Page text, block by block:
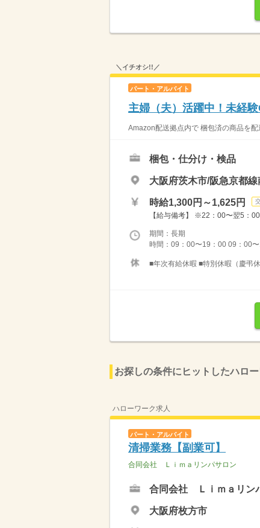
＼イチオシ!!／
パート・アルバイト
主婦（夫）活躍中！未経
Amazon配送拠点内で 梱包済の商品を
梱包・仕分け・検品
大阪府茨木市/阪急京都線
時給1,300円～1,625円
【給与備考】 ※22：00〜翌5：
期間：長期
時間：09：00〜19：00 09：00
■年次有給休暇 ■特別休暇（慶弔
お探しの条件にヒットしたハロ
ハローワーク求人
パート・アルバイト
清掃業務【副業可】
合同会社 Ｌｉｍａリンパサロン
合同会社 Ｌｉｍａリン
大阪府枚方市